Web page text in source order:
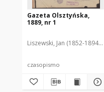
Gazeta Olsztyńska,
1889, nr 1
Liszewski, Jan (1852-1894).
czasopismo